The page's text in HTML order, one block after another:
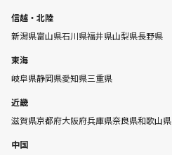
信越・北陸
新潟県富山県石川県福井県山梨県長野県
東海
岐阜県静岡県愛知県三重県
近畿
滋賀県京都府大阪府兵庫県奈良県和歌山県
中国